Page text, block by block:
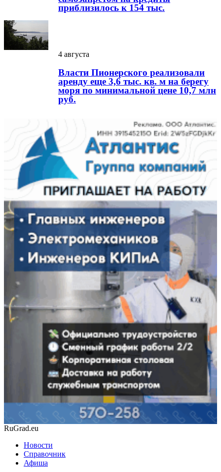
приблизилось к 154 тыс.
4 августа
Власти Пионерского реализовали
аренду еще 3,6 тыс. кв. м на берегу
моря по минимальной цене 10,7 млн
руб.
RuGrad.eu
Новости
Справочник
Афиша